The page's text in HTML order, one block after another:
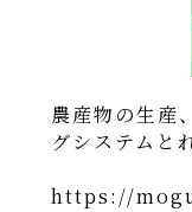
農産物の生産
グシステムと
https://